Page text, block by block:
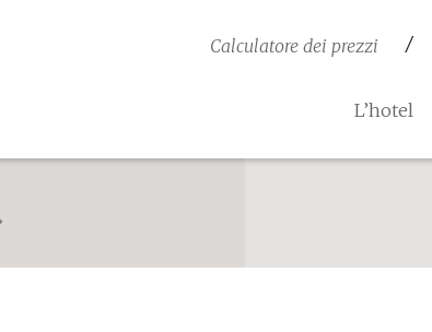
Calculatore dei prezzi
L’hotel